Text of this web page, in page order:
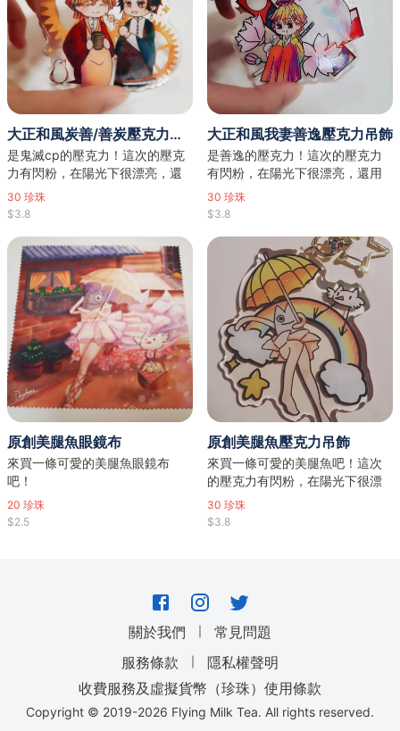
大正和風炭善/善炭壓克力吊飾
是鬼滅cp的壓克力！這次的壓克
力有閃粉，在陽光下很漂亮，還
用了星星扣喔( • ̀ω•́ )✧
30 珍珠
$3.8
大正和風我妻善逸壓克力吊飾
是善逸的壓克力！這次的壓克力
有閃粉，在陽光下很漂亮，還用
了星星扣喔( • ̀ω•́ )✧
30 珍珠
$3.8
原創美腿魚眼鏡布
來買一條可愛的美腿魚眼鏡布
吧！
20 珍珠
$2.5
原創美腿魚壓克力吊飾
來買一條可愛的美腿魚吧！這次
的壓克力有閃粉，在陽光下很漂
亮，還用了星星扣喔( • ̀ω•́ )✧
30 珍珠
$3.8
關於我們 ｜
常見問題
服務條款
｜
隱私權聲明
收費服務及虛擬貨幣（珍珠）使用條款
Copyright © 2019-2026 Flying Milk Tea. All rights reserved.